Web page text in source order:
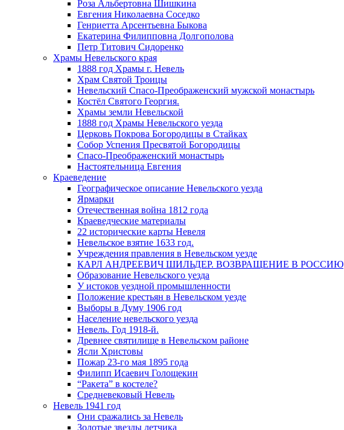
Роза Альбертовна Шишкина
Евгения Николаевна Соседко
Генриетта Арсентьевна Быкова
Екатерина Филипповна Долгополова
Петр Титович Сидоренко
Храмы Невельского края
1888 год Храмы г. Невель
Храм Святой Троицы
Невельский Спасо-Преображенский мужской монастырь
Костёл Святого Георгия.
Храмы земли Невельской
1888 год Храмы Невельского уезда
Церковь Покрова Богородицы в Стайках
Собор Успения Пресвятой Богородицы
Спасо-Преображенский монастырь
Настоятельница Евгения
Краеведение
Географическое описание Невельского уезда
Ярмарки
Отечественная война 1812 года
Краеведческие материалы
22 исторические карты Невеля
Невельское взятие 1633 год.
Учреждения правления в Невельском уезде
КАРЛ АНДРЕЕВИЧ ШИЛЬДЕР. ВОЗВРАЩЕНИЕ В РОССИЮ
Образование Невельского уезда
У истоков уездной промышленности
Положение крестьян в Невельском уезде
Выборы в Думу 1906 год
Население невельского уезда
Невель. Год 1918-й.
Древнее святилище в Невельском районе
Ясли Христовы
Пожар 23-го мая 1895 года
Филипп Исаевич Голощекин
“Ракета” в костеле?
Средневековый Невель
Невель 1941 год
Они сражались за Невель
Золотые звезды летчика